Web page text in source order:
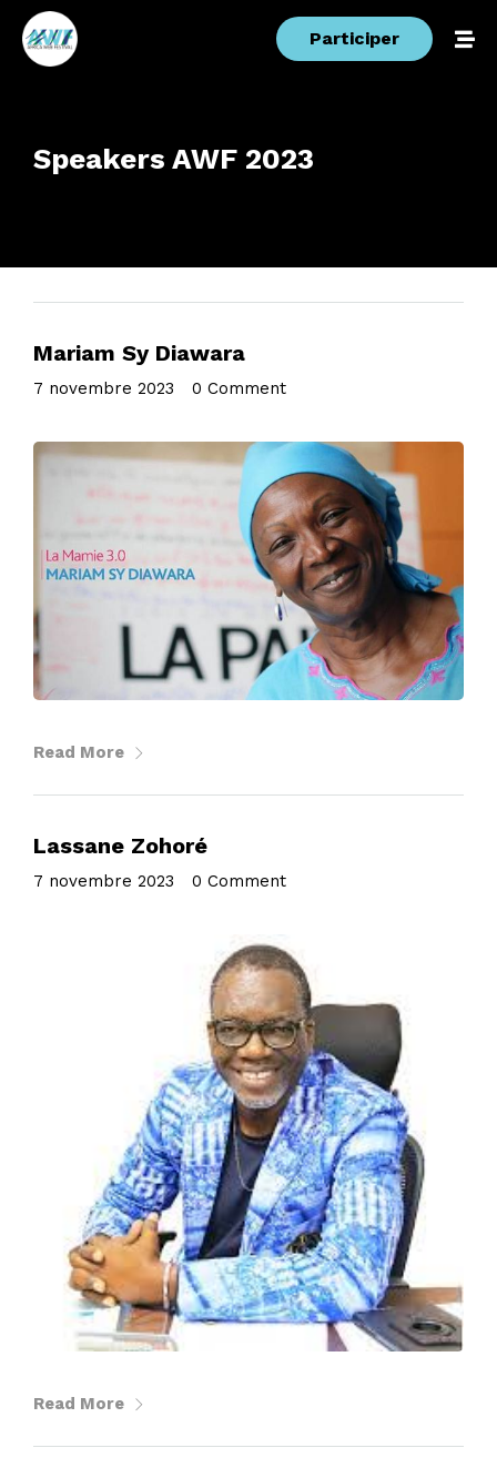
Participer
Speakers AWF 2023
Mariam Sy Diawara
7 novembre 2023 0 Comment
Read More
Lassane Zohoré
7 novembre 2023 0 Comment
Read More